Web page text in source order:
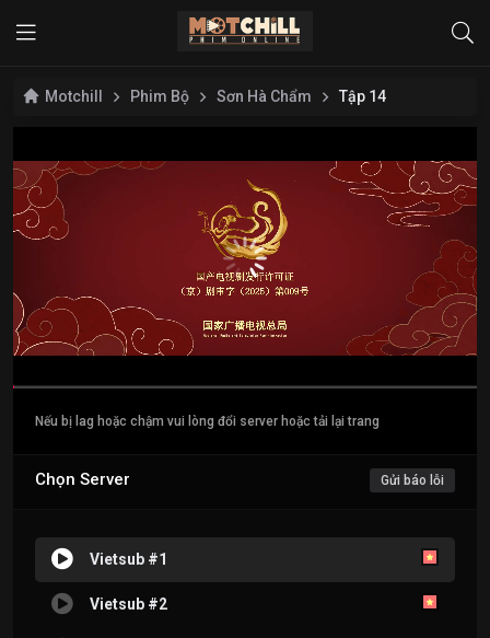
Motchill Phim Bộ Sơn Hà Chẩm Tập 14
Nếu bị lag hoặc chậm vui lòng đổi server hoặc tải lại trang
Chọn Server Gửi báo lỗi
Vietsub #1
Vietsub #2